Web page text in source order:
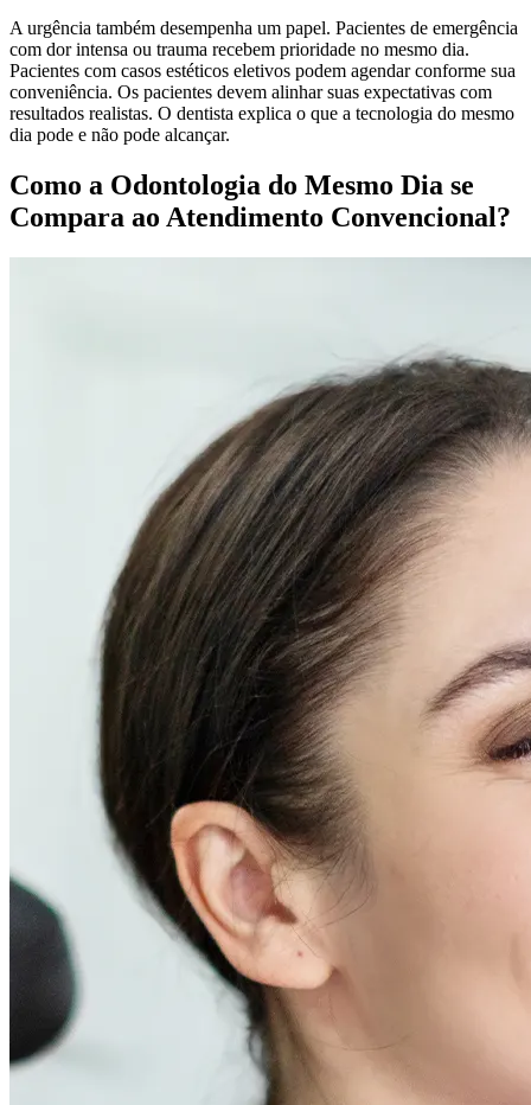
A urgência também desempenha um papel. Pacientes de emergência
com dor intensa ou trauma recebem prioridade no mesmo dia.
Pacientes com casos estéticos eletivos podem agendar conforme sua
conveniência. Os pacientes devem alinhar suas expectativas com
resultados realistas. O dentista explica o que a tecnologia do mesmo
dia pode e não pode alcançar.
Como a Odontologia do Mesmo Dia se
Compara ao Atendimento Convencional?